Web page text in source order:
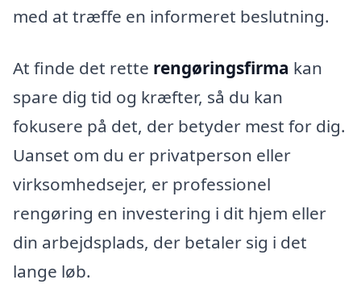
med at træffe en informeret beslutning.
At finde det rette rengøringsfirma kan
spare dig tid og kræfter, så du kan
fokusere på det, der betyder mest for dig.
Uanset om du er privatperson eller
virksomhedsejer, er professionel
rengøring en investering i dit hjem eller
din arbejdsplads, der betaler sig i det
lange løb.